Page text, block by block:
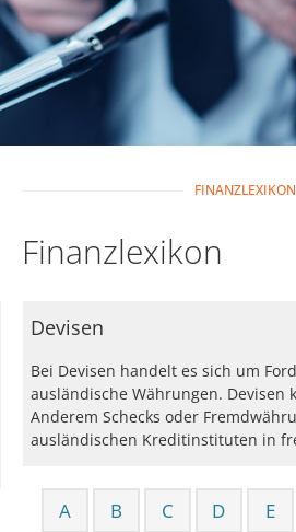
FINANZLEXIKON
Finanzlexikon
A B C D E
Devisen
Bei Devisen handelt es sich um
ausländische Währungen. Devisen
Anderem Schecks oder
ausländischen Kreditinstituten in